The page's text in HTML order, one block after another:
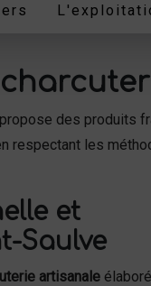
des produits
respectant les
et
Saulve
artisanale